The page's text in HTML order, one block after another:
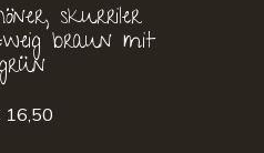
skurriler
braun mit
grün
16,50